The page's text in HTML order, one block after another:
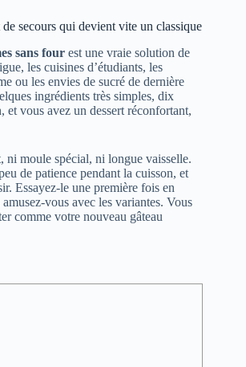
de secours qui devient vite un classique
sans four est une vraie solution de
les cuisines d’étudiants, les
ou les envies de sucré de dernière
ingrédients très simples, dix
et vous avez un dessert réconfortant,
ni moule spécial, ni longue vaisselle.
de patience pendant la cuisson, et
Essayez-le une première fois en
vous avec les variantes. Vous
comme votre nouveau gâteau